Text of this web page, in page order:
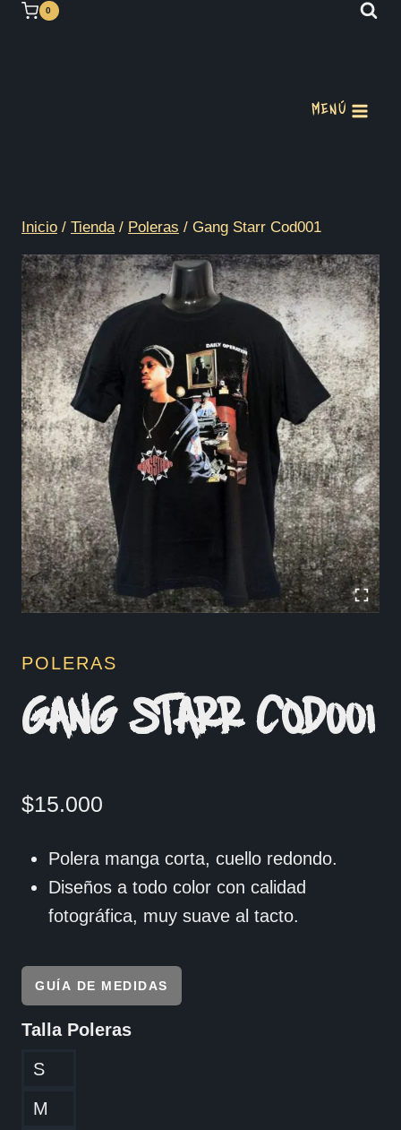
Saltar 0
MENÚ
Inicio / Tienda / Poleras / Gang Starr Cod001
POLERAS
GANG STARR COD001
$15.000
Polera manga corta, cuello redondo.
Diseños a todo color con calidad
fotográfica, muy suave al tacto.
GUÍA DE MEDIDAS
Talla Poleras
S
M